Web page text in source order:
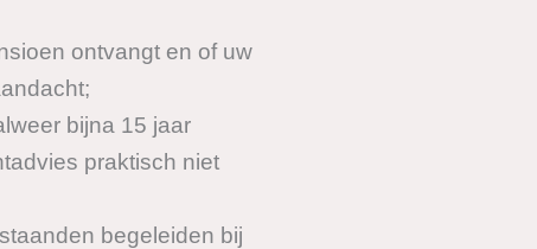
ontvangt en of uw
bijna 15 jaar
praktisch niet
begeleiden bij